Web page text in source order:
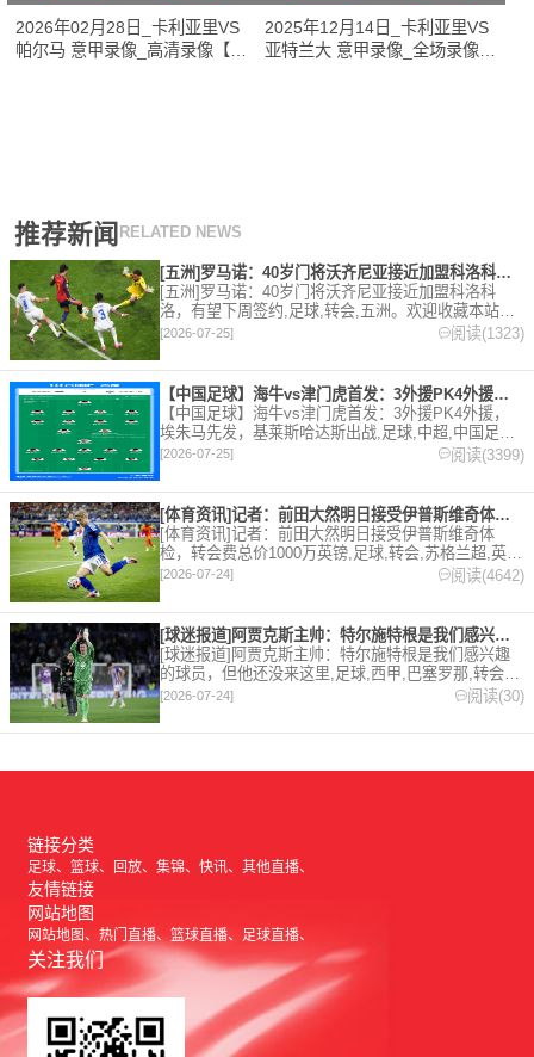
2026年02月28日_卡利亚里VS
帕尔马 意甲录像_高清录像【全
2025年12月14日_卡利亚里VS
亚特兰大 意甲录像_全场录像
推荐新闻 RELATED NEWS
[五洲]罗马诺：40岁门将沃齐尼亚接近加盟科洛科洛，有望下周
[五洲]罗马诺：40岁门将沃齐尼亚接近加盟科洛科
洛，有望下周签约,足球,转会,五洲。欢迎收藏本站，
24小时为你更新最新的足球，篮球体育资讯。
[2026-07-25] 阅读(1323)
【中国足球】海牛vs津门虎首发：3外援PK4外援，埃朱马先发
【中国足球】海牛vs津门虎首发：3外援PK4外援，
埃朱马先发，基莱斯哈达斯出战,足球,中超,中国足球,
天津津门虎,青岛海牛。欢迎收藏本站，24小时为你更
[2026-07-25] 阅读(3399)
[体育资讯]记者：前田大然明日接受伊普斯维奇体检，转会费总价
[体育资讯]记者：前田大然明日接受伊普斯维奇体
检，转会费总价1000万英镑,足球,转会,苏格兰超,英
超,伊普斯维奇。欢迎收藏本站，24小时为你更新最新
的足球，篮球体育资讯。
[2026-07-24] 阅读(4642)
[球迷报道]阿贾克斯主帅：特尔施特根是我们感兴趣的球员，但他
[球迷报道]阿贾克斯主帅：特尔施特根是我们感兴趣
的球员，但他还没来这里,足球,西甲,巴塞罗那,转会,
五洲,荷甲。欢迎收藏本站，24小时为你更新最新的足
球，篮球体育资讯。
[2026-07-24] 阅读(30)
链接分类
足球 篮球 回放 集锦 快讯 其他直播
友情链接
网站地图
网站地图 热门直播 篮球直播 足球直播
关注我们